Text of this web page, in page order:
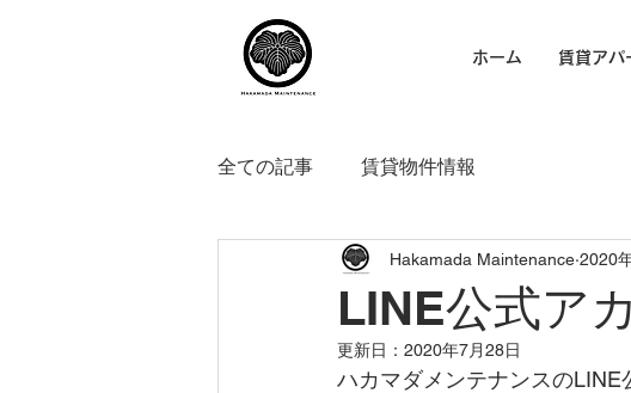
ホーム 賃貸アパ
全ての記事 賃貸物件情報
LINE公式ア
Hakamada Maintenance 2020
更新日： 2020年7月28日
ハカマダメンテナンスの